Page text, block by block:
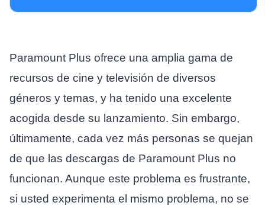
Paramount Plus ofrece una amplia gama de
recursos de cine y televisión de diversos
géneros y temas, y ha tenido una excelente
acogida desde su lanzamiento. Sin embargo,
últimamente, cada vez más personas se quejan
de que las descargas de Paramount Plus no
funcionan. Aunque este problema es frustrante,
si usted experimenta el mismo problema, no se